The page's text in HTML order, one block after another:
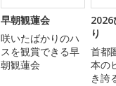
早朝観蓮会
咲いたばかりのハ
スを観賞できる早
朝観蓮会
2026
り
首都
本の
き誇